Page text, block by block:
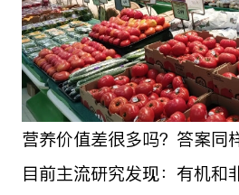
营养价值差很多吗？答案同
目前主流研究发现：有机和